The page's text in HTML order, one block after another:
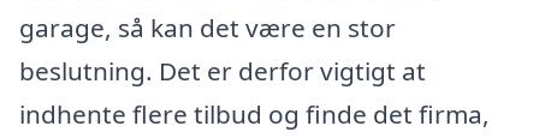
garage, så kan det være en stor
beslutning. Det er derfor vigtigt at
indhente flere tilbud og finde det firma,